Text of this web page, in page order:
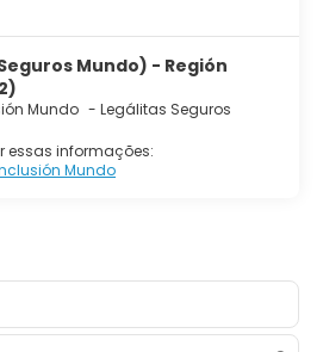
Mundo) - Región
Mundo - Legálitas Seguros
essas informações:
Mundo